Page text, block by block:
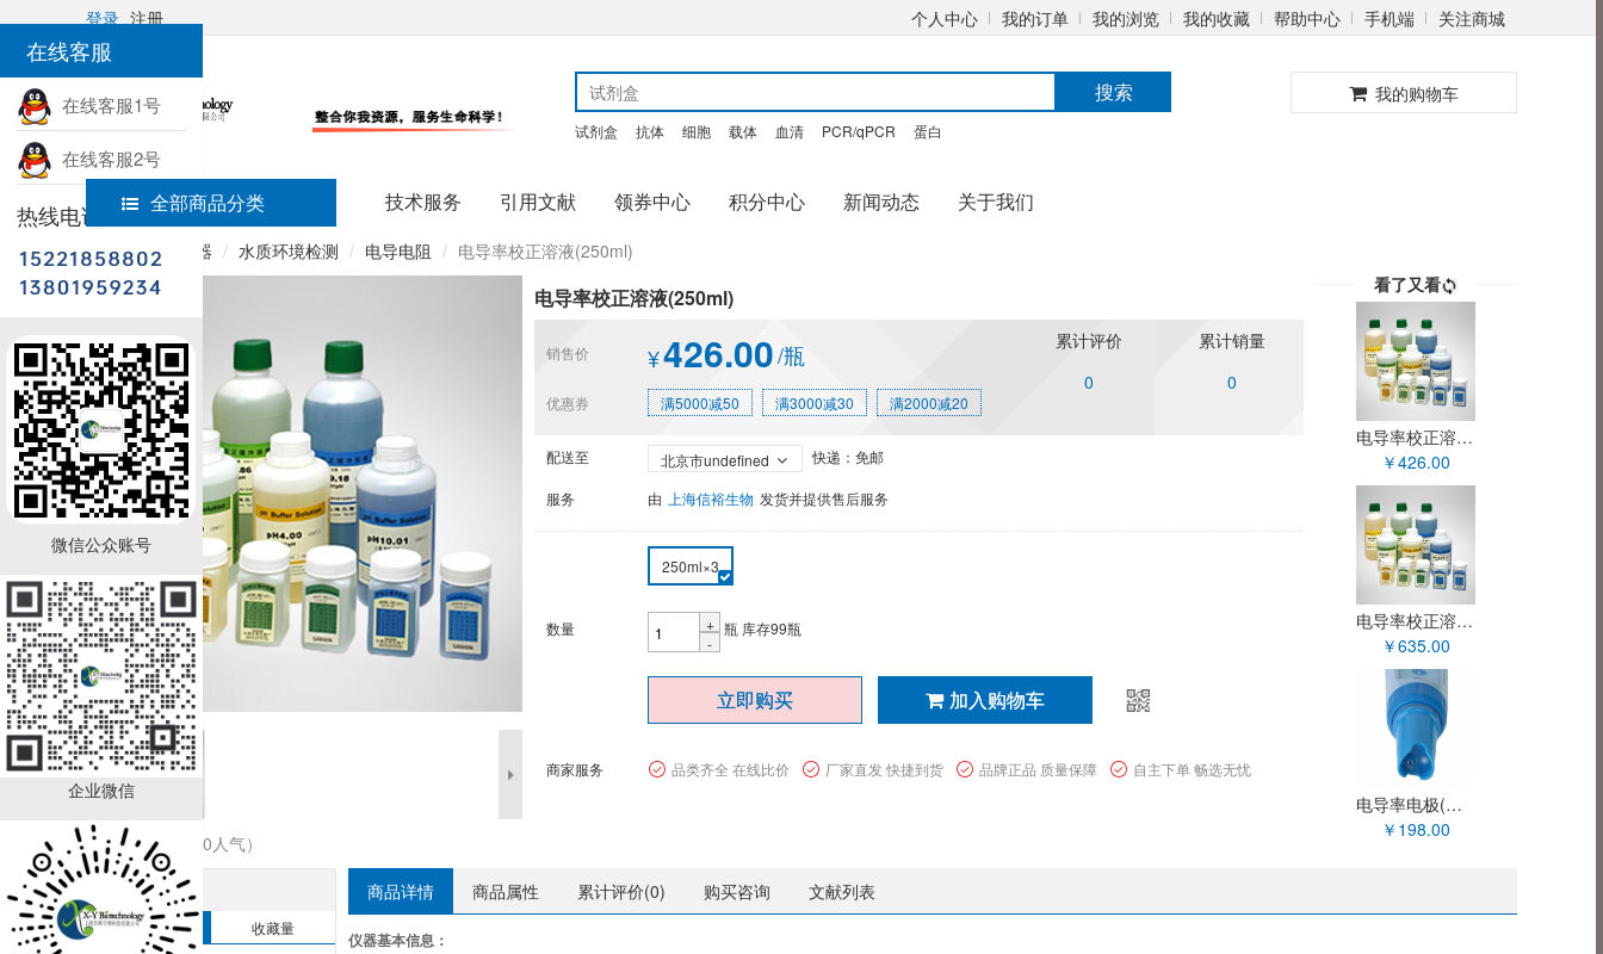
在线客服
在线客服1号
在线客服2号
热线电话
微信公众账号
企业微信
登录 注册 个人中心 我的订单 我的浏览 我的收藏 帮助中心 手机端 关注商城
搜索
试剂盒 抗体 细胞 载体 血清 PCR/qPCR 蛋白
我的购物车
全部商品分类 技术服务 引用文献 领券中心 积分中心 新闻动态 关于我们
首页 科研仪器 水质环境检测 电导电阻 电导率校正溶液(250ml)
收藏商品（0人气）
电导率校正溶液(250ml)
销售价 ¥426.00/瓶
累计评价
0
累计销量
0
优惠券 满5000减50 满3000减30 满2000减20
配送至 北京市undefined 快递：免邮
服务 由 上海信裕生物 发货并提供售后服务
250ml×3
数量
+
-
瓶 库存99瓶
立即购买 加入购物车
商家服务 品类齐全 在线比价 厂家直发 快捷到货 品牌正品 质量保障 自主下单 畅选无忧
看了又看
电导率校正溶液(250ml)
￥426.00
电导率校正溶液(500ml)
￥635.00
电导率电极(三信EC5笔式电导率仪专用电极)
￥198.00
热销排行榜
销售量 收藏量
商品详情 商品属性 累计评价(0) 购买咨询 文献列表
仪器基本信息：